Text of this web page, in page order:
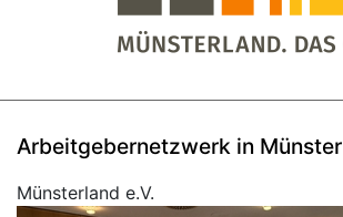
Arbeitgebernetzwerk in Münster
Münsterland e.V.